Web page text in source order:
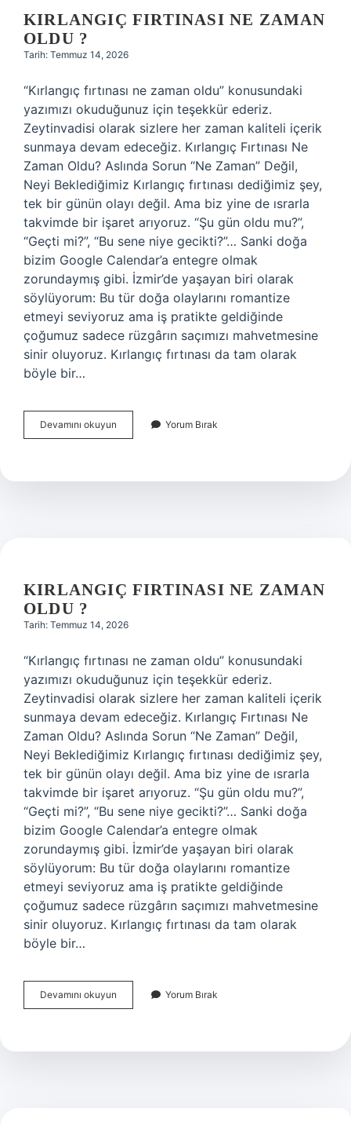
KIRLANGIÇ FIRTINASI NE ZAMAN
OLDU ?
Tarih: Temmuz 14, 2026
“Kırlangıç fırtınası ne zaman oldu” konusundaki
yazımızı okuduğunuz için teşekkür ederiz.
Zeytinvadisi olarak sizlere her zaman kaliteli içerik
sunmaya devam edeceğiz. Kırlangıç Fırtınası Ne
Zaman Oldu? Aslında Sorun “Ne Zaman” Değil,
Neyi Beklediğimiz Kırlangıç fırtınası dediğimiz şey,
tek bir günün olayı değil. Ama biz yine de ısrarla
takvimde bir işaret arıyoruz. “Şu gün oldu mu?”,
“Geçti mi?”, “Bu sene niye gecikti?”… Sanki doğa
bizim Google Calendar’a entegre olmak
zorundaymış gibi. İzmir’de yaşayan biri olarak
söylüyorum: Bu tür doğa olaylarını romantize
etmeyi seviyoruz ama iş pratikte geldiğinde
çoğumuz sadece rüzgârın saçımızı mahvetmesine
sinir oluyoruz. Kırlangıç fırtınası da tam olarak
böyle bir…
Devamını okuyun Kırlangıç
fırtınası
oldu
Yorum Bırak
KIRLANGIÇ FIRTINASI NE ZAMAN
OLDU ?
Tarih: Temmuz 14, 2026
“Kırlangıç fırtınası ne zaman oldu” konusundaki
yazımızı okuduğunuz için teşekkür ederiz.
Zeytinvadisi olarak sizlere her zaman kaliteli içerik
sunmaya devam edeceğiz. Kırlangıç Fırtınası Ne
Zaman Oldu? Aslında Sorun “Ne Zaman” Değil,
Neyi Beklediğimiz Kırlangıç fırtınası dediğimiz şey,
tek bir günün olayı değil. Ama biz yine de ısrarla
takvimde bir işaret arıyoruz. “Şu gün oldu mu?”,
“Geçti mi?”, “Bu sene niye gecikti?”… Sanki doğa
bizim Google Calendar’a entegre olmak
zorundaymış gibi. İzmir’de yaşayan biri olarak
söylüyorum: Bu tür doğa olaylarını romantize
etmeyi seviyoruz ama iş pratikte geldiğinde
çoğumuz sadece rüzgârın saçımızı mahvetmesine
sinir oluyoruz. Kırlangıç fırtınası da tam olarak
böyle bir…
Devamını okuyun Kırlangıç
fırtınası
oldu
Yorum Bırak